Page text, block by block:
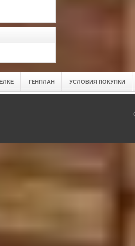
ГЕНПЛАН УСЛОВИЯ ПОКУПКИ